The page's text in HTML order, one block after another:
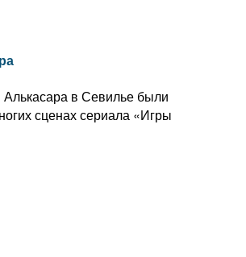
в Севилье были
сценах сериала «Игры